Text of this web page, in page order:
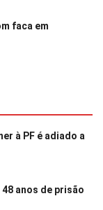
faca em
à PF é adiado a
anos de prisão